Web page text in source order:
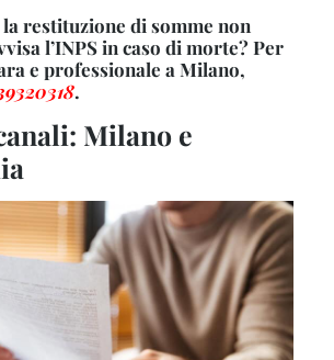
restituzione di somme non
l’INPS in caso di morte? Per
e professionale a Milano,
.
Milano e